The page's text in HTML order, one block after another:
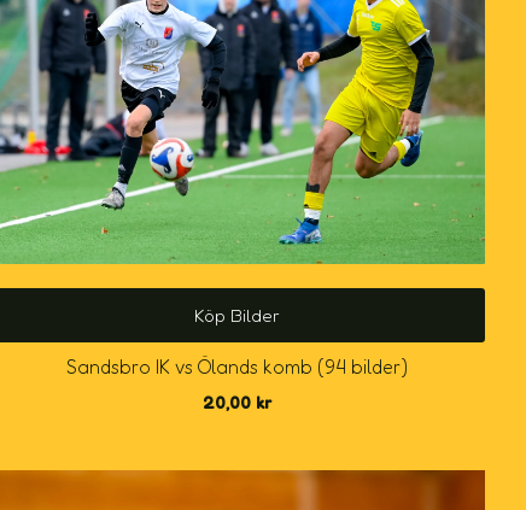
Köp Bilder
Sandsbro IK vs Ölands komb (94 bilder)
20,00 kr